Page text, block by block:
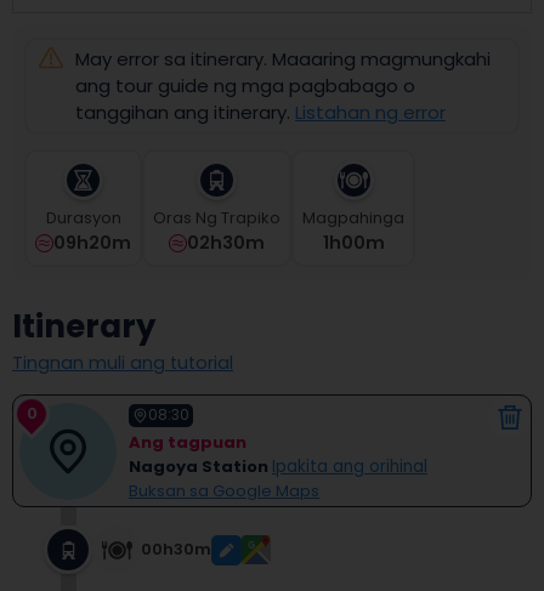
date.
get
the
for
dates.
May error sa itinerary. Maaaring magmungkahi
ang tour guide ng mga pagbabago o
tanggihan ang itinerary. Listahan ng error
Durasyon
09h20m
Oras Ng Trapiko
02h30m
Magpahinga
1H00M
Itinerary
Tingnan muli ang tutorial
0 08:30
Ang tagpuan
Nagoya Station Ipakita ang orihinal
Buksan sa Google Maps
00h30m